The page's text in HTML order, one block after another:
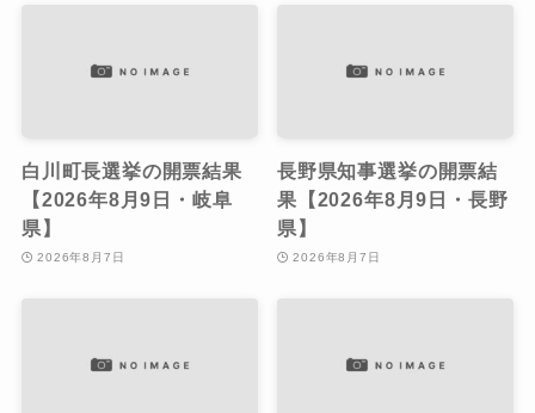
白川町長選挙の開票結果
【2026年8月9日・岐阜
県】
2026年8月7日
長野県知事選挙の開票結
果【2026年8月9日・長野
県】
2026年8月7日